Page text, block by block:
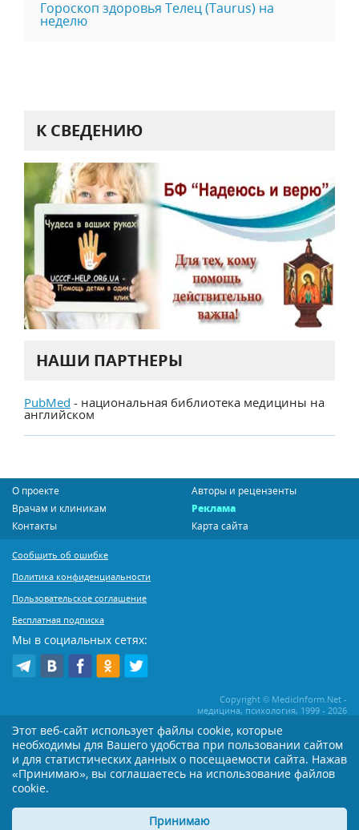
Гороскоп здоровья Телец (Taurus) на
неделю
К СВЕДЕНИЮ
НАШИ ПАРТНЕРЫ
PubMed - национальная библиотека медицины на
английском
О проекте
Авторы и рецензенты
Врачам и клиникам
Реклама
Контакты
Карта сайта
Сообщить об ошибке
Политика конфиденциальности
Пользовательское соглашение
Бесплатная подписка
Мы в социальных сетях:
Copyright © MedicInform.Net -
медицина, психология, 1999 - 2026
Копирование или иное распространение статей нашего сайта строго
воспрещается. Копирование раздела "Новости" допускается при наличии
активной открытой для поисковиков ссылки на MedicInform.Net
Материалы на сайте представлены в справочных целях. Редакция не всегда
применением тех или иных рекомендаций настоятельно рекомендуется
посоветоваться с Вашим лечащим врачом!
Этот веб-сайт использует файлы cookie, которые
необходимы для Вашего удобства при пользовании сайтом
и для статистических данных о посещаемости сайта. Нажав
«Принимаю», вы соглашаетесь на использование файлов
cookie.
Принимаю